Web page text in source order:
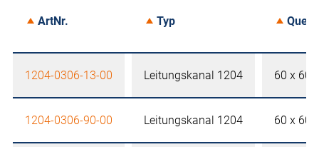
ArtNr. Typ
1204-0306-13-00 Leitungskanal 1204 60 x 60
1204-0306-90-00 Leitungskanal 1204 60 x 60